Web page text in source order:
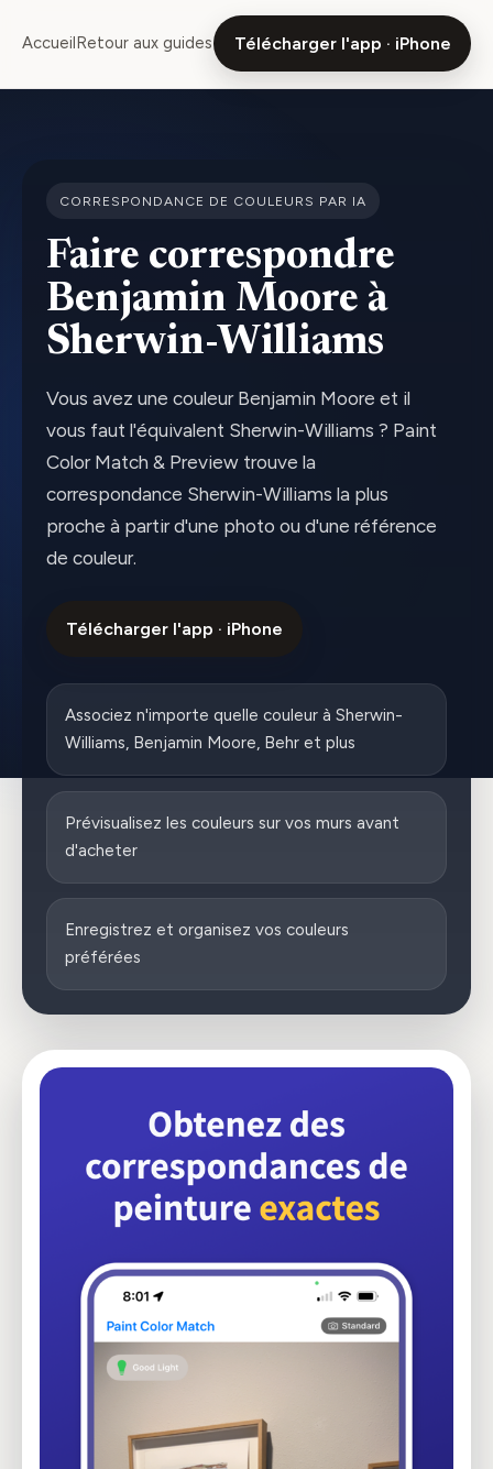
Accueil Retour aux guides Télécharger l'app · iPhone
CORRESPONDANCE DE COULEURS PAR IA
Faire correspondre
Benjamin Moore à
Sherwin-Williams
Vous avez une couleur Benjamin Moore et il
vous faut l'équivalent Sherwin-Williams ? Paint
Color Match & Preview trouve la
correspondance Sherwin-Williams la plus
proche à partir d'une photo ou d'une référence
de couleur.
Télécharger l'app · iPhone
Associez n'importe quelle couleur à Sherwin-
Williams, Benjamin Moore, Behr et plus
Prévisualisez les couleurs sur vos murs avant
d'acheter
Enregistrez et organisez vos couleurs
préférées